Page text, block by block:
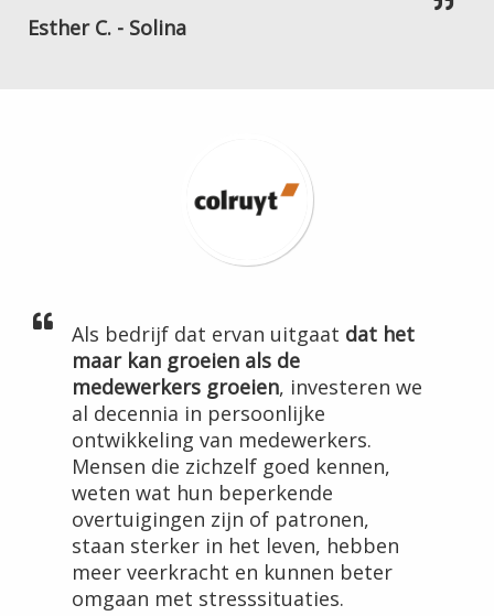
Esther C. - Solina
Als bedrijf dat ervan uitgaat dat het
maar kan groeien als de
medewerkers groeien, investeren we
al decennia in persoonlijke
ontwikkeling van medewerkers.
Mensen die zichzelf goed kennen,
weten wat hun beperkende
overtuigingen zijn of patronen,
staan sterker in het leven, hebben
meer veerkracht en kunnen beter
omgaan met stresssituaties.